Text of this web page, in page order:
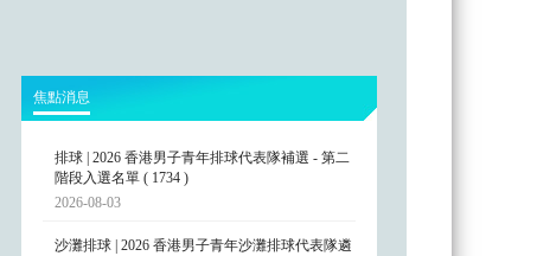
焦點消息
排球 | 2026 香港男子青年排球代表隊補選 - 第二
階段入選名單 ( 1734 )
2026-08-03
沙灘排球 | 2026 香港男子青年沙灘排球代表隊遴